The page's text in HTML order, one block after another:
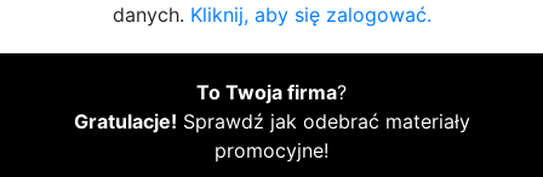
danych. Kliknij, aby się zalogować.
To Twoja firma?
Gratulacje! Sprawdź jak odebrać materiały
promocyjne!